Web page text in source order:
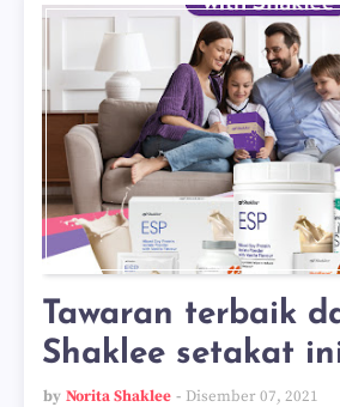
Tawaran terbaik
Shaklee setakat
by Norita Shaklee Disember 07, 2021